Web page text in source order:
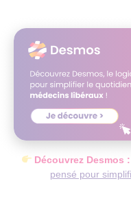
Découvrez Desmos :
pensé pour